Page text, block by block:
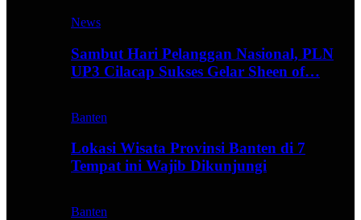
News
Sambut Hari Pelanggan Nasional, PLN
UP3 Cilacap Sukses Gelar Sheen of…
Banten
Lokasi Wisata Provinsi Banten di 7
Tempat ini Wajib Dikunjungi
Banten